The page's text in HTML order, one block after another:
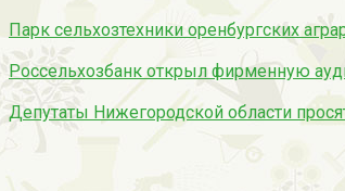
Парк сельхозтехники оренбургских
Россельхозбанк открыл фирменную
Депутаты Нижегородской области